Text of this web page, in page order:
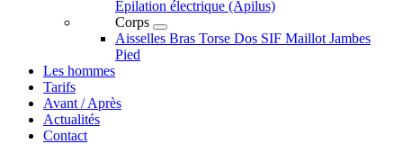
Épilation électrique (Apilus)
Corps
Aisselles Bras Torse Dos SIF Maillot Jambes
Pied
Les hommes
Tarifs
Avant / Après
Actualités
Contact